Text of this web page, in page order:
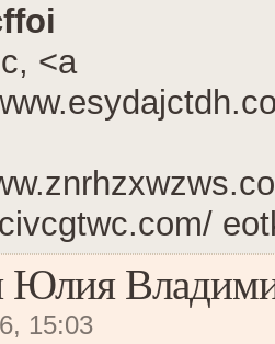
<a
Юлия
15:03